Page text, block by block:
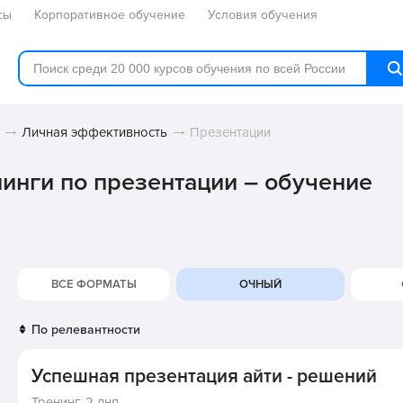
Корпоративное обучение Условия обучения
Личная эффективность Презентации
по презентации – обучение
ВСЕ ФОРМАТЫ ОЧНЫЙ
Успешная презентация айти - решений